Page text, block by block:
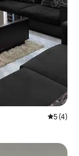
5 ud af 5
5 (4)